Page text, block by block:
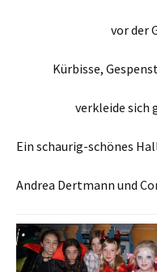
vor der
Kürbisse,
verkleide sich
Ein schaurig-schönes
Andrea Dertmann und